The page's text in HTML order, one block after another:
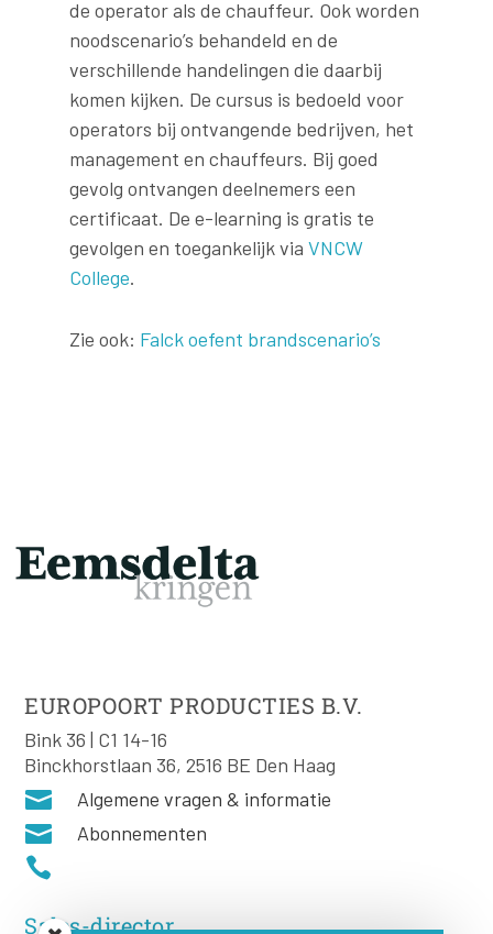
de operator als de chauffeur. Ook worden
noodscenario’s behandeld en de
verschillende handelingen die daarbij
komen kijken. De cursus is bedoeld voor
operators bij ontvangende bedrijven, het
management en chauffeurs. Bij goed
gevolg ontvangen deelnemers een
certificaat. De e-learning is gratis te
gevolgen en toegankelijk via VNCW
College.
Zie ook: Falck oefent brandscenario’s
EUROPOORT PRODUCTIES B.V.
Bink 36 | C1 14-16
Binckhorstlaan 36, 2516 BE Den Haag
 Algemene vragen & informatie
 Abonnementen

Sales-director